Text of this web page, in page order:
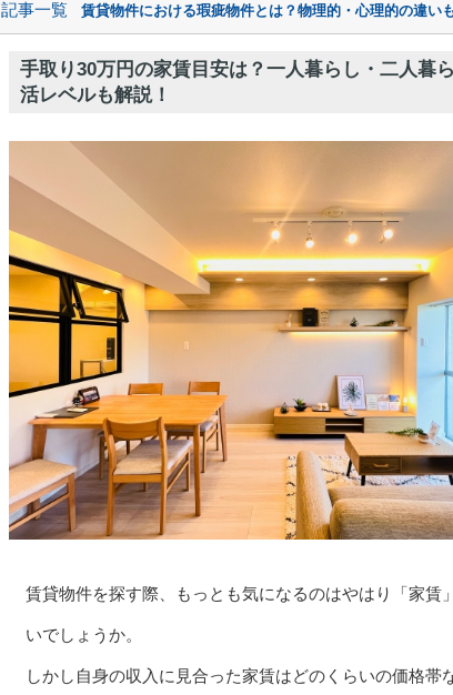
記事一覧 賃貸物件における瑕疵物件とは？物理的・心理的の違い
手取り30万円の家賃目安は？一人暮らし・二人暮
活レベルも解説！
賃貸物件を探す際、もっとも気になるのはやはり「家賃
いでしょうか。
しかし自身の収入に見合った家賃はどのくらいの価格帯